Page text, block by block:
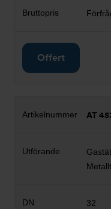
Offert
AT
32